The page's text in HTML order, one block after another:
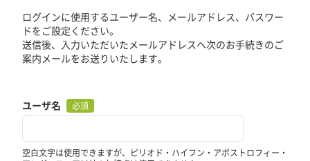
ログインに使用するユーザー名、メールアドレス、パスワー
ドをご設定ください。
送信後、入力いただいたメールアドレスへ次のお手続きのご
案内メールをお送りいたします。
ユーザ名 必須
空白文字は使用できますが、ピリオド・ハイフン・アポストロフィー・